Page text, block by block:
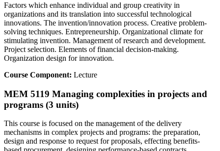
Factors which enhance individual and group creativity in
organizations and its translation into successful technological
innovations. The invention/innovation process. Creative problem-
solving techniques. Entrepreneurship. Organizational climate for
stimulating invention. Management of research and development.
Project selection. Elements of financial decision-making.
Organization design for innovation.
Course Component: Lecture
MEM 5119 Managing complexities in projects and
programs (3 units)
This course is focused on the management of the delivery
mechanisms in complex projects and programs: the preparation,
design and response to request for proposals, effecting benefits-